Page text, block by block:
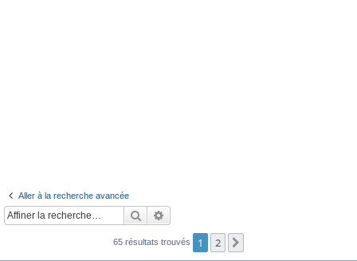
Aller à la recherche avancée
Rechercher
65 résultats trouvés 1 2